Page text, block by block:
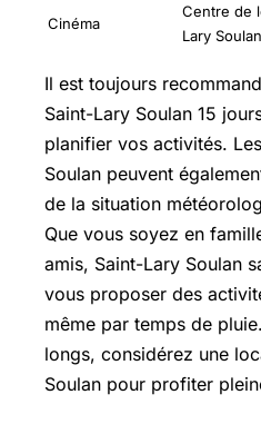
Cinéma
Centre de
Lary Soulan
Il est toujours
Saint-Lary Soulan 15
planifier vos activités.
Soulan peuvent
de la situation
Que vous soyez en
amis, Saint-Lary Soulan
vous proposer des
même par temps de
longs, considérez une
Soulan pour profiter